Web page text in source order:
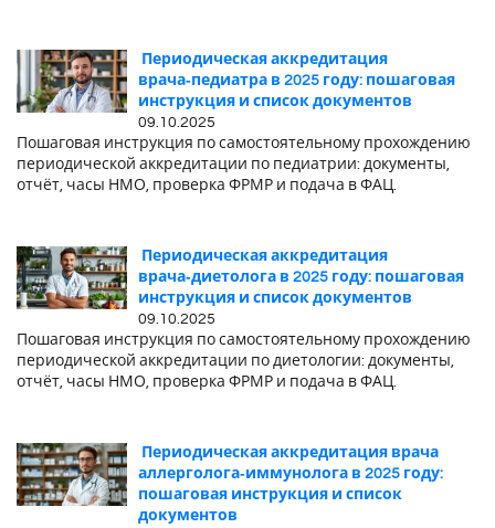
Периодическая аккредитация
врача‑педиатра в 2025 году: пошаговая
инструкция и список документов
09.10.2025
Пошаговая инструкция по самостоятельному прохождению
периодической аккредитации по педиатрии: документы,
отчёт, часы НМО, проверка ФРМР и подача в ФАЦ.
Периодическая аккредитация
врача‑диетолога в 2025 году: пошаговая
инструкция и список документов
09.10.2025
Пошаговая инструкция по самостоятельному прохождению
периодической аккредитации по диетологии: документы,
отчёт, часы НМО, проверка ФРМР и подача в ФАЦ.
Периодическая аккредитация врача
аллерголога‑иммунолога в 2025 году:
пошаговая инструкция и список
документов